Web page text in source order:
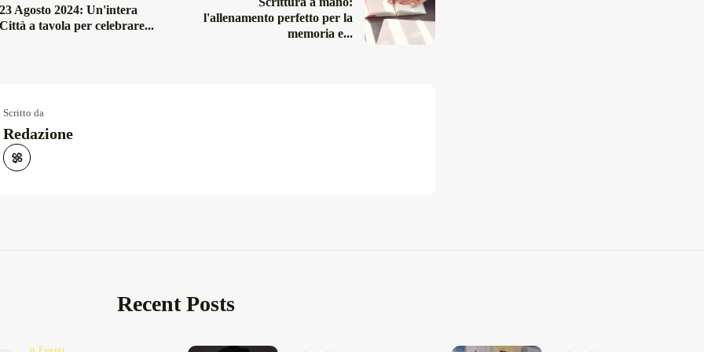
23 Agosto 2024: Un'intera
Città a tavola per celebrare...
l'allenamento perfetto per la
memoria e...
Scritto da
Redazione
Recent Posts